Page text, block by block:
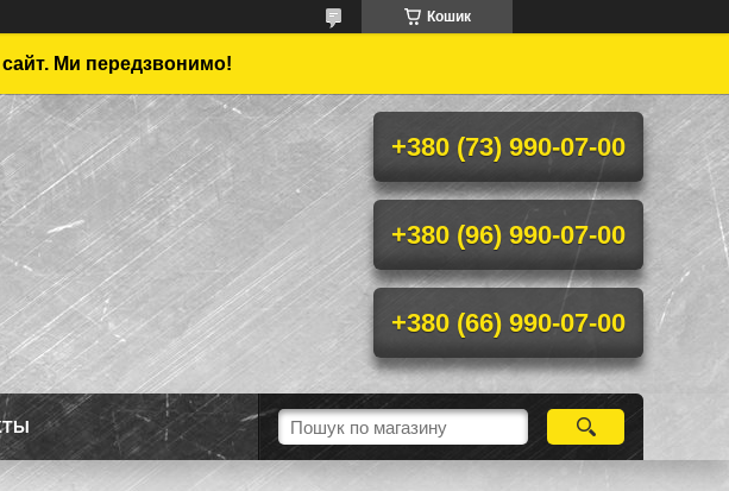
Кошик
Ми передзвонимо!
+380 (73) 990-07-00
+380 (96) 990-07-00
+380 (66) 990-07-00